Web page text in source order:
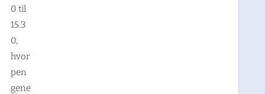
0 til
15.3
0,
hvor
pen
gene